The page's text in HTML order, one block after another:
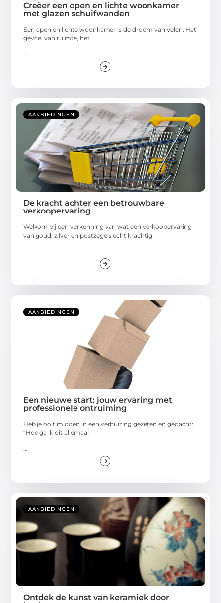
Creëer een open en lichte woonkamer
met glazen schuifwanden
Een open en lichte woonkamer is de droom van velen. Het
gevoel van ruimte, het
...
AANBIEDINGEN
De kracht achter een betrouwbare
verkoopervaring
Welkom bij een verkenning van wat een verkoopervaring
van goud, zilver en postzegels echt krachtig
...
AANBIEDINGEN
Een nieuwe start: jouw ervaring met
professionele ontruiming
Heb je ooit midden in een verhuizing gezeten en gedacht:
“Hoe ga ik dit allemaal
...
AANBIEDINGEN
Ontdek de kunst van keramiek door